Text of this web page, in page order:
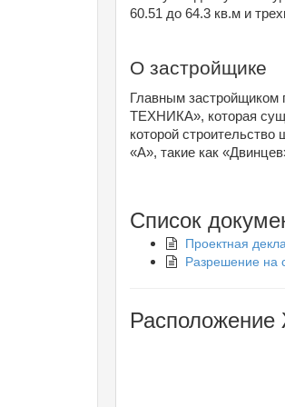
60.51 до 64.3 кв.м и
О застройщике
Главным застройщиком
ТЕХНИКА», которая
которой
«А», такие как
Список
Проектная
Разрешение на